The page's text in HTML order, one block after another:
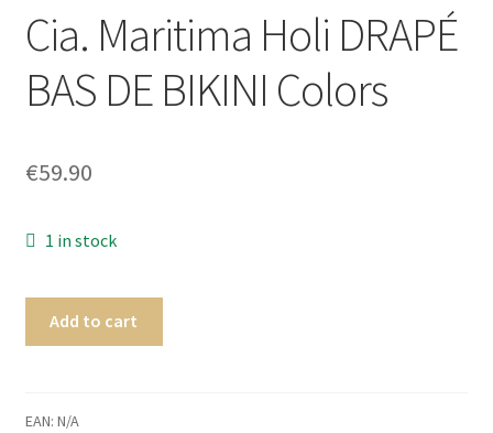
Marques
Luxury Lingerie
Femme
Cia. Maritima Holi DRAPÉ
BAS DE BIKINI Colors
€59.90
1 in stock
Add to cart
EAN: N/A